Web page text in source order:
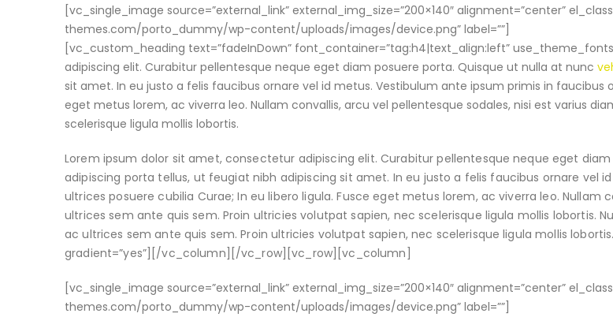
[vc_single_image source=”external_link” external_img_size=”200×140″ alignment=”center”
themes.com/porto_dummy/wp-content/uploads/images/device.png” label=””]
[vc_custom_heading text=”fadeInDown” font_container=”tag:h4|text_align:left”
adipiscing elit. Curabitur pellentesque neque eget diam posuere porta. Quisque ut nulla at nunc
sit amet. In eu justo a felis faucibus ornare vel id metus. Vestibulum ante ipsum primis in faucibus
eget metus lorem, ac viverra leo. Nullam convallis, arcu vel pellentesque sodales, nisi est varius
scelerisque ligula mollis lobortis.
Lorem ipsum dolor sit amet, consectetur adipiscing elit. Curabitur pellentesque neque eget
adipiscing porta tellus, ut feugiat nibh adipiscing sit amet. In eu justo a felis faucibus ornare vel
ultrices posuere cubilia Curae; In eu libero ligula. Fusce eget metus lorem, ac viverra leo. Nullam
ultrices sem ante quis sem. Proin ultricies volutpat sapien, nec scelerisque ligula mollis lobortis.
ac ultrices sem ante quis sem. Proin ultricies volutpat sapien, nec scelerisque ligula mollis
gradient=”yes”][/vc_column][/vc_row][vc_row][vc_column]
[vc_single_image source=”external_link” external_img_size=”200×140″ alignment=”center”
themes.com/porto_dummy/wp-content/uploads/images/device.png” label=””]